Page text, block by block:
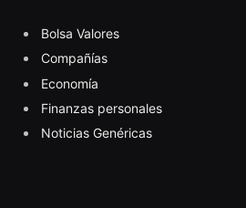
Bolsa Valores
Compañías
Economía
Finanzas personales
Noticias Genéricas